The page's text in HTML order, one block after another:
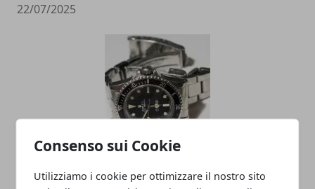
Consenso sui Cookie
Utilizziamo i cookie per ottimizzare il nostro sito
22/07/2025
scegliere il miglior compro Rolex online